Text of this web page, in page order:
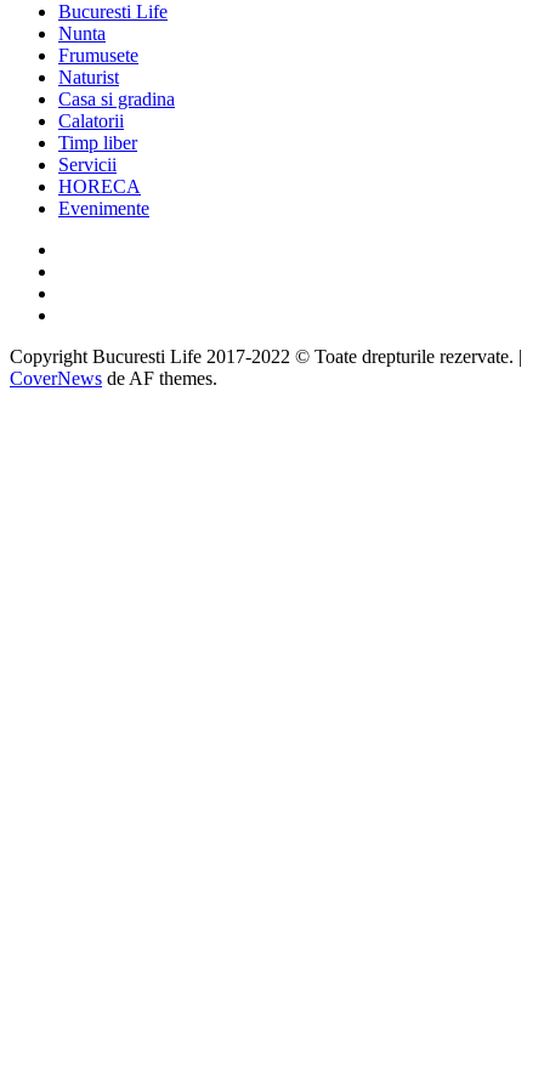
Bucuresti Life
Nunta
Frumusete
Naturist
Casa si gradina
Calatorii
Timp liber
Servicii
HORECA
Evenimente
Copyright Bucuresti Life 2017-2022 © Toate drepturile rezervate. |
CoverNews de AF themes.